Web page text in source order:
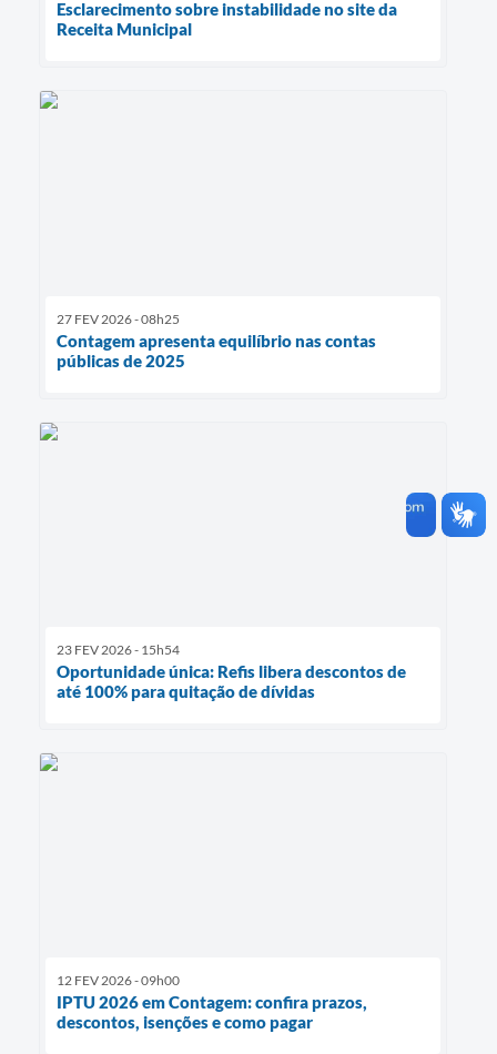
Esclarecimento sobre instabilidade no site da
Receita Municipal
27 FEV 2026 - 08h25
Contagem apresenta equilíbrio nas contas
públicas de 2025
23 FEV 2026 - 15h54
Oportunidade única: Refis libera descontos de
até 100% para quitação de dívidas
12 FEV 2026 - 09h00
IPTU 2026 em Contagem: confira prazos,
descontos, isenções e como pagar